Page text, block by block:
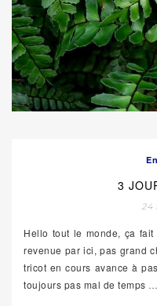
3
24
Hello tout le monde, ça
revenue par ici, pas grand
tricot en cours avance à
toujours pas mal de temps …